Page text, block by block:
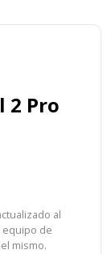
2 Pro
al
equipo de
mismo.